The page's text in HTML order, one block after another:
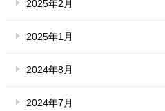
2025年2月
2025年1月
2024年8月
2024年7月